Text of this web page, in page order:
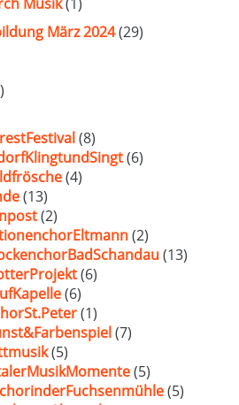
März 2024(29)
(8)
(6)
(4)
(13)
(2)
(2)
(13)
(6)
(6)
(1)
(7)
(5)
(5)
(5)